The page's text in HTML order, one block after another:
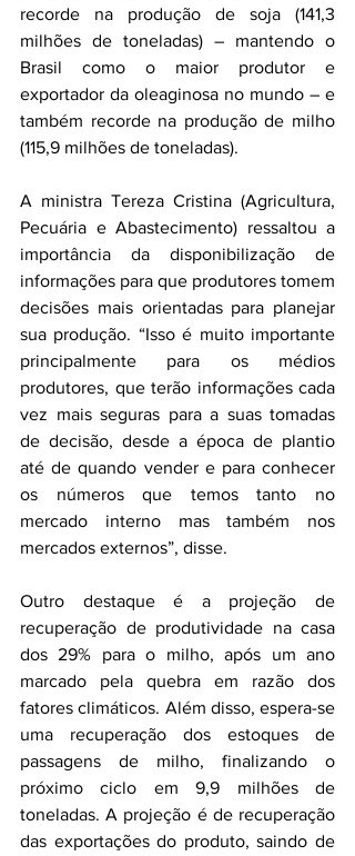
recorde na produção de soja (141,3
milhões de toneladas) – mantendo o
Brasil como o maior produtor e
exportador da oleaginosa no mundo – e
também recorde na produção de milho
(115,9 milhões de toneladas).
A ministra Tereza Cristina (Agricultura,
Pecuária e Abastecimento) ressaltou a
importância da disponibilização de
informações para que produtores tomem
decisões mais orientadas para planejar
sua produção. “Isso é muito importante
principalmente para os médios
produtores, que terão informações cada
vez mais seguras para a suas tomadas
de decisão, desde a época de plantio
até de quando vender e para conhecer
os números que temos tanto no
mercado interno mas também nos
mercados externos”, disse.
Outro destaque é a projeção de
recuperação de produtividade na casa
dos 29% para o milho, após um ano
marcado pela quebra em razão dos
fatores climáticos. Além disso, espera-se
uma recuperação dos estoques de
passagens de milho, finalizando o
próximo ciclo em 9,9 milhões de
toneladas. A projeção é de recuperação
das exportações do produto, saindo de